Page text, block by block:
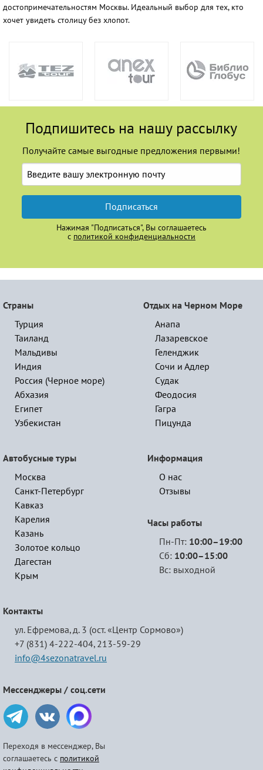
достопримечательностям Москвы. Идеальный выбор для тех, кто
хочет увидеть столицу без хлопот.
Подпишитесь на нашу рассылку
Получайте самые выгодные предложения первыми!
Подписаться
Нажимая "Подписаться", Вы соглашаетесь
с политикой конфиденциальности
Страны
Турция
Таиланд
Мальдивы
Индия
Россия (Черное море)
Абхазия
Египет
Узбекистан
Отдых на Черном Море
Анапа
Лазаревское
Геленджик
Сочи и Адлер
Судак
Феодосия
Гагра
Пицунда
Автобусные туры
Москва
Санкт-Петербург
Кавказ
Карелия
Казань
Золотое кольцо
Дагестан
Крым
Информация
О нас
Отзывы
Часы работы
Пн-Пт: 10:00–19:00
Сб: 10:00–15:00
Вс: выходной
Контакты
ул. Ефремова, д. 3 (ост. «Центр Сормово»)
+7 (831) 4-222-404, 213-59-29
info@4sezonatravel.ru
Мессенджеры / соц.сети
Переходя в мессенджер, Вы
соглашаетесь с политикой